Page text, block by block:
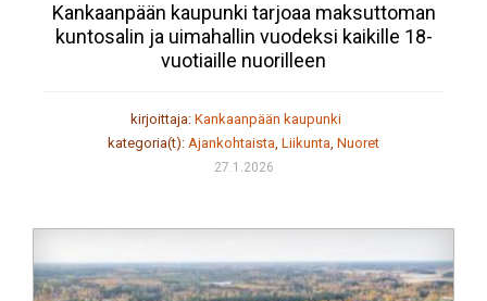
Kankaanpään kaupunki tarjoaa maksuttoman
kuntosalin ja uimahallin vuodeksi kaikille 18-
vuotiaille nuorilleen
kirjoittaja: Kankaanpään kaupunki
kategoria(t): Ajankohtaista, Liikunta, Nuoret
27.1.2026